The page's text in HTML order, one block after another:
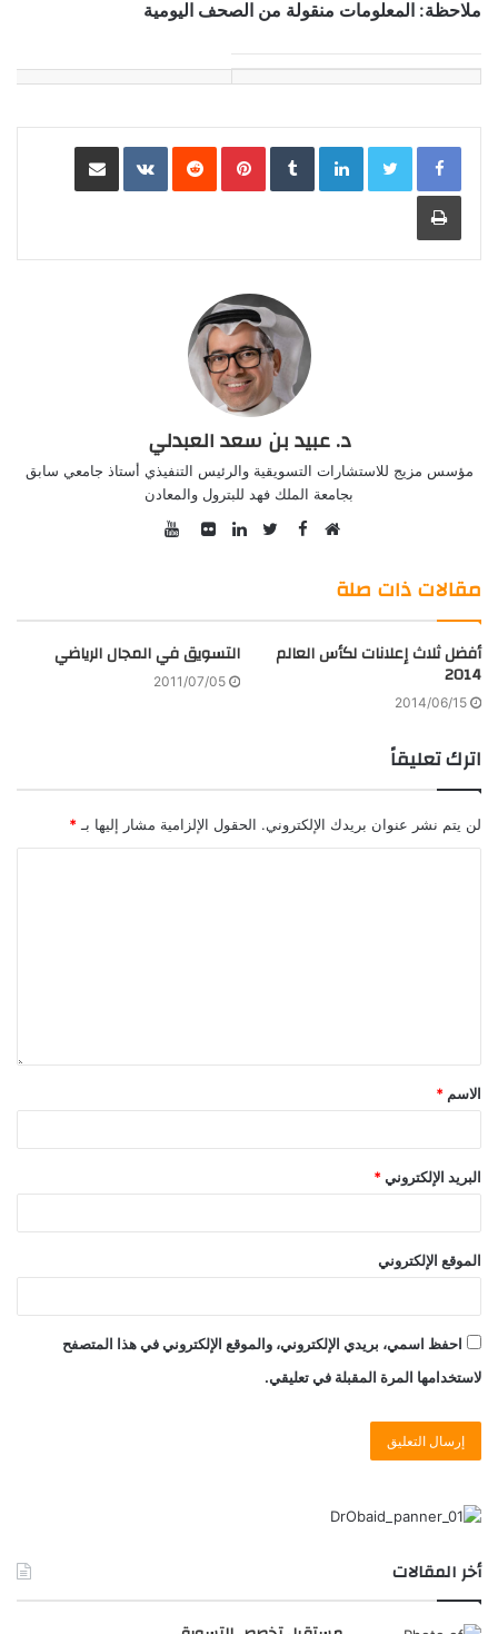
ملاحظة: المعلومات منقولة من الصحف اليومية
LinkedIn
Pinterest مشاركة عبر البريد
طباعة
د. عبيد بن سعد العبدلي
مؤسس مزيج للاستشارات التسويقية والرئيس التنفيذي أستاذ جامعي سابق
بجامعة الملك فهد للبترول والمعادن
Facebook
مقالات ذات صلة
أفضل ثلاث إعلانات لكأس العالم
2014
2014/06/15
التسويق في المجال الرياضي
2011/07/05
اترك تعليقاً
لن يتم نشر عنوان بريدك الإلكتروني. الحقول الإلزامية مشار إليها بـ *
الاسم *
البريد الإلكتروني *
الموقع الإلكتروني
احفظ اسمي، بريدي الإلكتروني، والموقع الإلكتروني في هذا المتصفح
لاستخدامها المرة المقبلة في تعليقي.
أخر المقالات